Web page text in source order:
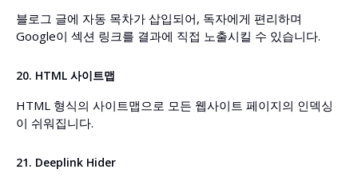
블로그 글에 자동 목차가 삽입되어, 독자에게 편리하며
Google이 섹션 링크를 결과에 직접 노출시킬 수 있습니다.
20. HTML 사이트맵
HTML 형식의 사이트맵으로 모든 웹사이트 페이지의 인덱싱
이 쉬워집니다.
21. Deeplink Hider